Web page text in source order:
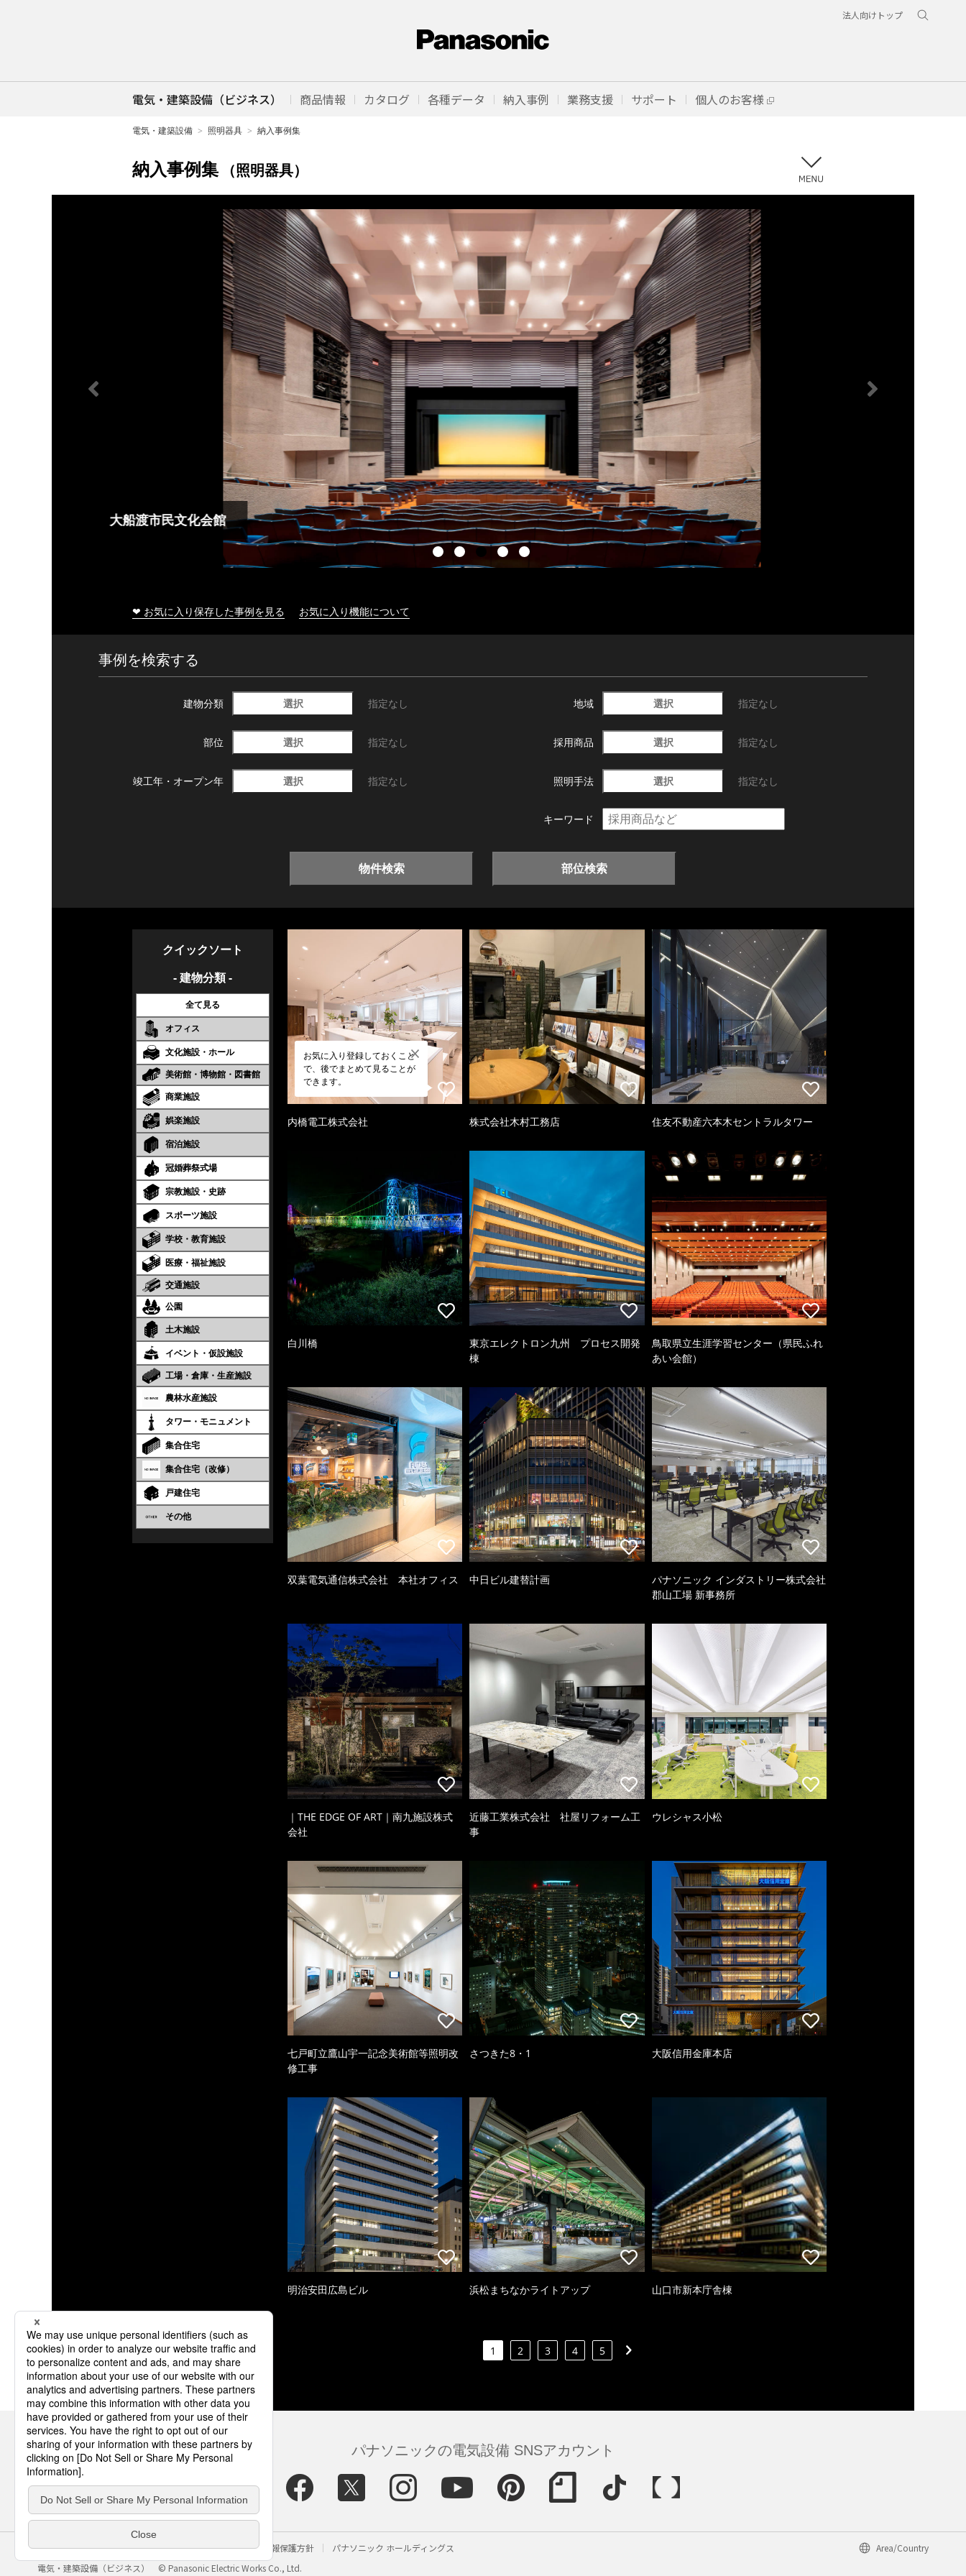
法人向けトップ
電気・建築設備（ビジネス） 商品情報 カタログ 各種データ 納入事例 業務支援 サポート 個人のお客様
電気・建築設備 照明器具 納入事例集
納入事例集 （照明器具）
大船渡市民文化会館
❤ お気に入り保存した事例を見る お気に入り機能について
事例を検索する
建物分類 選択 指定なし 地域 選択 指定なし
部位 選択 指定なし 採用商品 選択 指定なし
竣工年・ オープン年 選択 指定なし 照明手法 選択 指定なし
キーワード
物件検索 部位検索
クイックソート
- 建物分類 -
全て見る
オフィス
文化施設・ホール
美術館・博物館・図書館
商業施設
娯楽施設
宿泊施設
冠婚葬祭式場
宗教施設・史跡
スポーツ施設
学校・教育施設
医療・福祉施設
交通施設
公園
土木施設
イベント・仮設施設
工場・倉庫・生産施設
農林水産施設
タワー・モニュメント
集合住宅
集合住宅（改修）
戸建住宅
その他
お気に入り登録しておくこと
で、後でまとめて見ることが
できます。
内橋電工株式会社 株式会社木村工務店 住友不動産六本木セントラルタワー
白川橋
東京エレクトロン九州 プロセス開発
棟
鳥取県立生涯学習センター（県民ふれ
あい会館）
双葉電気通信株式会社 本社オフィス 中日ビル建替計画
パナソニック インダストリー株式会社
郡山工場 新事務所
｜THE EDGE OF ART｜南九施設株式
会社
近藤工業株式会社 社屋リフォーム工
事
ウレシャス小松
七戸町立鷹山宇一記念美術館等照明改
修工事
さつきた8・1 大阪信用金庫本店
明治安田広島ビル 浜松まちなかライトアップ 山口市新本庁舎棟
1 2 3 4 5
パナソニックの電気設備 SNSアカウント
サイトのご利用にあたって クッキーポリシー 個人情報保護方針 パナソニック ホールディングス
Area/Country
電気・建築設備（ビジネス）
© Panasonic Electric Works Co., Ltd.